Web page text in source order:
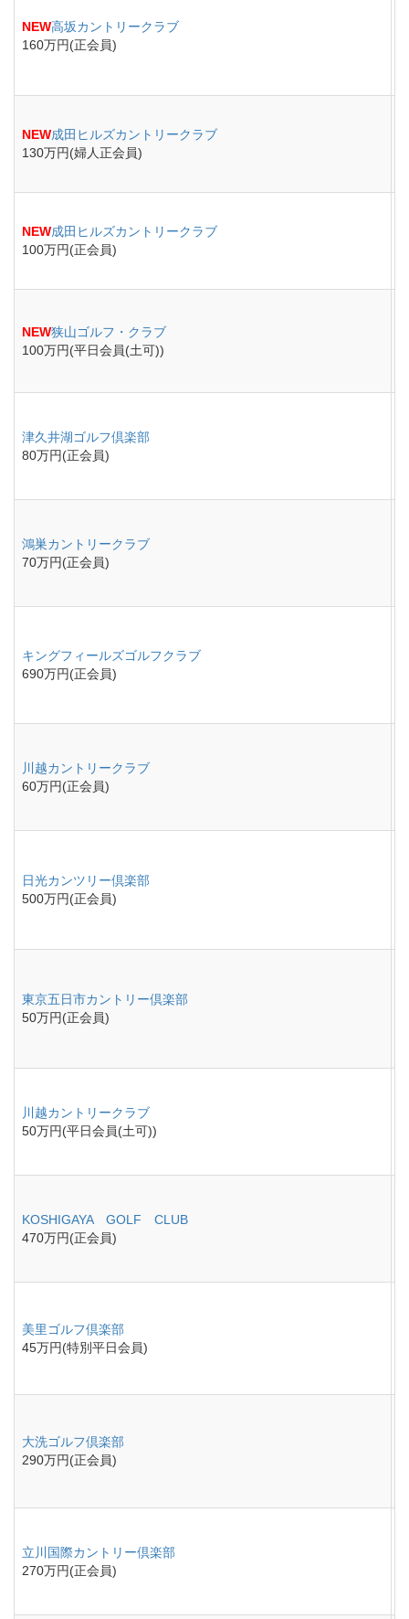
NEW高坂カントリークラブ
160万円(正会員)
NEW成田ヒルズカントリークラブ
130万円(婦人正会員)
NEW成田ヒルズカントリークラブ
100万円(正会員)
NEW狭山ゴルフ・クラブ
100万円(平日会員(土可))
津久井湖ゴルフ倶楽部
80万円(正会員)
鴻巣カントリークラブ
70万円(正会員)
キングフィールズゴルフクラブ
690万円(正会員)
川越カントリークラブ
60万円(正会員)
日光カンツリー倶楽部
500万円(正会員)
東京五日市カントリー倶楽部
50万円(正会員)
川越カントリークラブ
50万円(平日会員(土可))
KOSHIGAYA GOLF CLUB
470万円(正会員)
美里ゴルフ倶楽部
45万円(特別平日会員)
大洗ゴルフ倶楽部
290万円(正会員)
立川国際カントリー倶楽部
270万円(正会員)